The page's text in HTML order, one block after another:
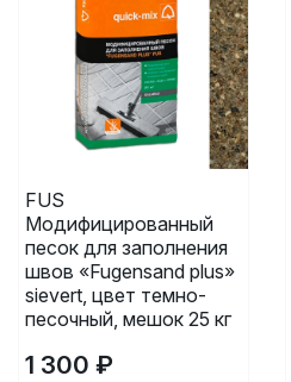
FUS
Модифицированный
песок для заполнения
швов «Fugensand plus»
sievert, цвет темно-
песочный, мешок 25 кг
1 300 ₽